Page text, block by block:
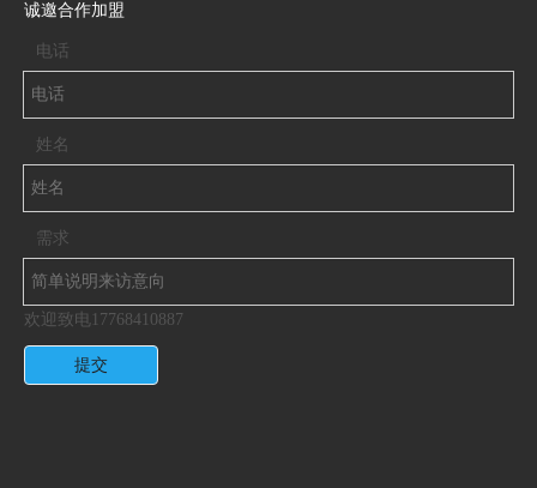
诚邀合作加盟
电话
姓名
需求
欢迎致电17768410887
提交